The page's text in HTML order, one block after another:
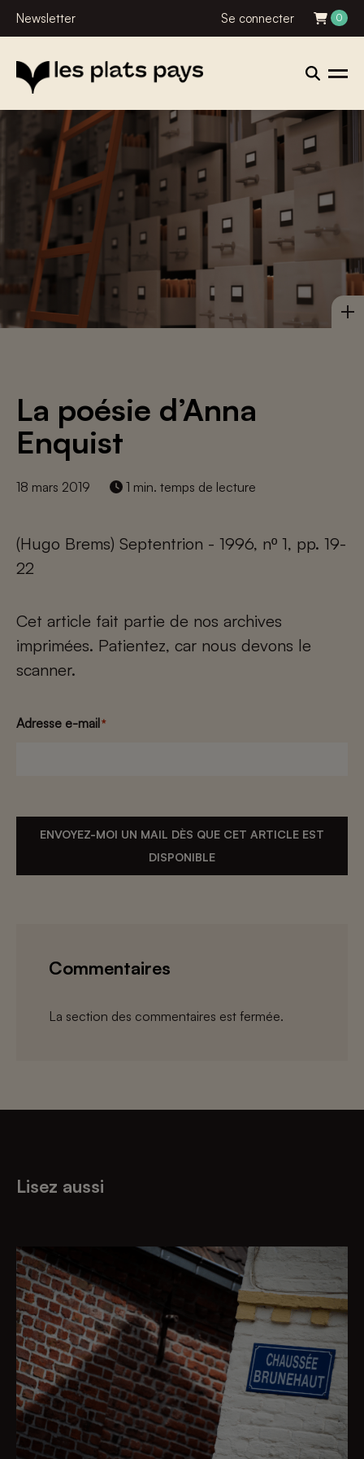
Newsletter Se connecter 0
La poésie d’Anna
Enquist
18 mars 2019 1 min. temps de lecture
(Hugo Brems) Septentrion - 1996, nº 1, pp. 19-
22
Cet article fait partie de nos archives
imprimées. Patientez, car nous devons le
scanner.
Adresse e-mail*
ENVOYEZ-MOI UN MAIL DÈS QUE CET ARTICLE EST
DISPONIBLE
Commentaires
La section des commentaires est fermée.
Lisez aussi